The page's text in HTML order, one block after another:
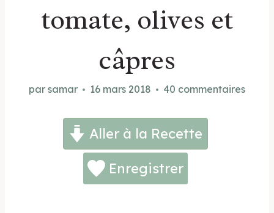
tomate, olives et
câpres
par samar 16 mars 2018 40 commentaires
Aller à la Recette
Enregistrer